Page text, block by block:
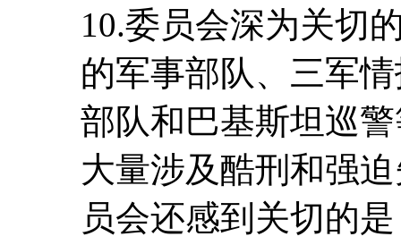
10.委员会深为关切
的军事部队、三军
部队和巴基斯坦巡
大量涉及酷刑和强
员会还感到关切的